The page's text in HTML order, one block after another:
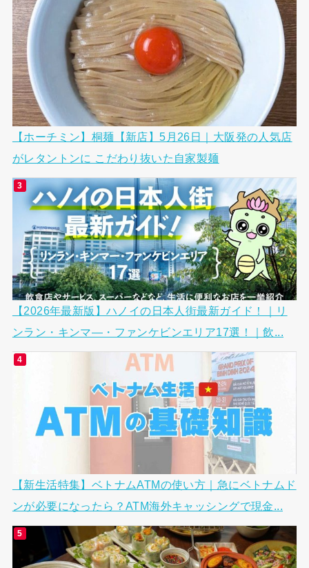
【ホーチミン】桐麺【新店】5月26日｜大阪発の人気店
がレタントンに こだわり抜いた自家製麺
【2026年最新版】ハノイの日本人街最新ガイド！｜リ
ンラン・キンマ―・ファンケビンエリア17選！｜飲...
【新生活特集】ベトナムATMの使い方｜急にベトナムド
ンが必要になったら？ATM海外キャッシングで現金...